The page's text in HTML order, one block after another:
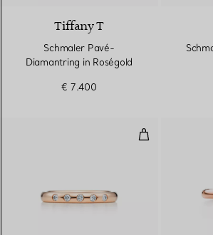
Tiffany T
Schmaler Pavé-
Diamantring in Roségold
€ 7.400